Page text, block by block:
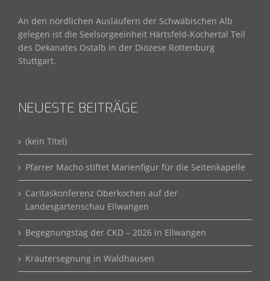
An den nördlichen Ausläufern der Schwäbischen Alb
gelegen ist die Seelsorgeeinheit Härtsfeld-Kochertal Teil
des Dekanates Ostalb in der Diözese Rottenburg
Stuttgart.
NEUESTE BEITRÄGE
(kein Titel)
Pfarrer Macho stiftet Marienfigur für die Seitenkapelle
Caritaskonferenz Oberkochen auf der
Landesgartenschau Ellwangen
Begegnungstag der CKD – 2026 in Ellwangen
Kräutersegnung in Waldhausen